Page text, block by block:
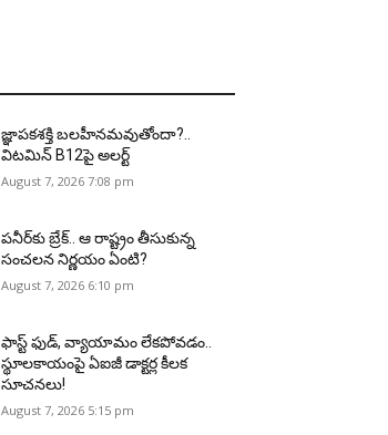
జ్ఞాపకశక్తి బలహీనమవుతోందా?..
విటమిన్ B12పై అలర్ట్
August 7, 2026 7:08 pm
పనీర్‌కు బ్రేక్.. ఆ రాష్ట్రం తీసుకున్న
సంచలన నిర్ణయం ఏంటి?
August 7, 2026 6:10 pm
ఫాస్ట్ ఫుడ్, వ్యాయామం లేకపోవడం..
స్థూలకాయంపై ఏఐజీ డాక్టర్ల కీలక
సూచనలు!
August 7, 2026 5:15 pm